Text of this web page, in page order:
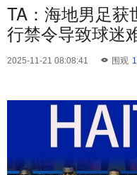
TA：海地男足获
行禁令导致球迷
2025-11-21 08:08:41 围观